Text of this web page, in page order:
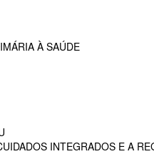
À SAÚDE
INTEGRADOS E A